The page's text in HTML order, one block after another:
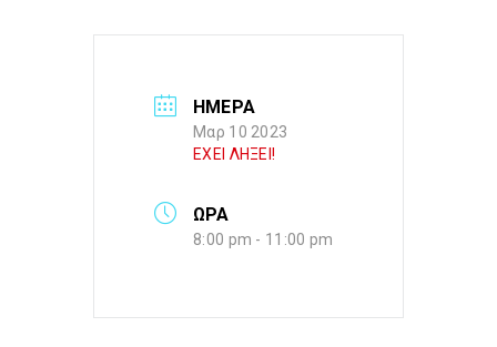
ΗΜΕΡΑ
Μαρ 10 2023
ΕΧΕΙ ΛΗΞΕΙ!
ΩΡΑ
8:00 pm - 11:00 pm